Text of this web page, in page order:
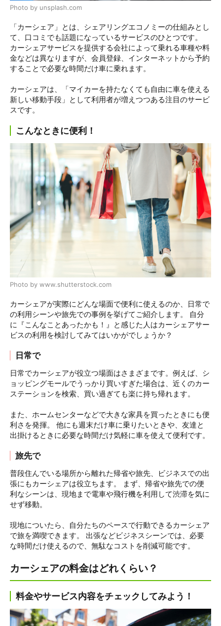
Photo by unsplash.com
「カーシェア」とは、シェアリングエコノミーの仕組みとし
て、口コミでも話題になっているサービスのひとつです。
カーシェアサービスを提供する会社によって乗れる車種や料
金などは異なりますが、会員登録、インターネットから予約
することで必要な時間だけ車に乗れます。
カーシェアは、「マイカーを持たなくても自由に車を使える
新しい移動手段」として利用者が増えつつある注目のサービ
スです。
こんなときに便利！
Photo by www.shutterstock.com
カーシェアが実際にどんな場面で便利に使えるのか、日常で
の利用シーンや旅先での事例を挙げてご紹介します。 自分
に『こんなことあったかも！』と感じた人はカーシェアサー
ビスの利用を検討してみてはいかがでしょうか？
日常で
日常でカーシェアが役立つ場面はさまざまです。例えば、シ
ョッピングモールでうっかり買いすぎた場合は、近くのカー
ステーションを検索、買い過ぎても楽に持ち帰れます。
また、ホームセンターなどで大きな家具を買ったときにも便
利さを発揮。 他にも週末だけ車に乗りたいときや、友達と
出掛けるときに必要な時間だけ気軽に車を使えて便利です。
旅先で
普段住んでいる場所から離れた帰省や旅先、ビジネスでの出
張にもカーシェアは役立ちます。 まず、帰省や旅先での便
利なシーンは、現地まで電車や飛行機を利用して渋滞を気に
せず移動。
現地についたら、自分たちのペースで行動できるカーシェア
で旅を満喫できます。 出張などビジネスシーンでは、必要
な時間だけ使えるので、無駄なコストを削減可能です。
カーシェアの料金はどれくらい？
料金やサービス内容をチェックしてみよう！